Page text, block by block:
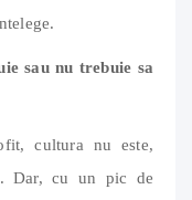
sau nu trebuie sa
cultura nu este,
Dar, cu un pic de